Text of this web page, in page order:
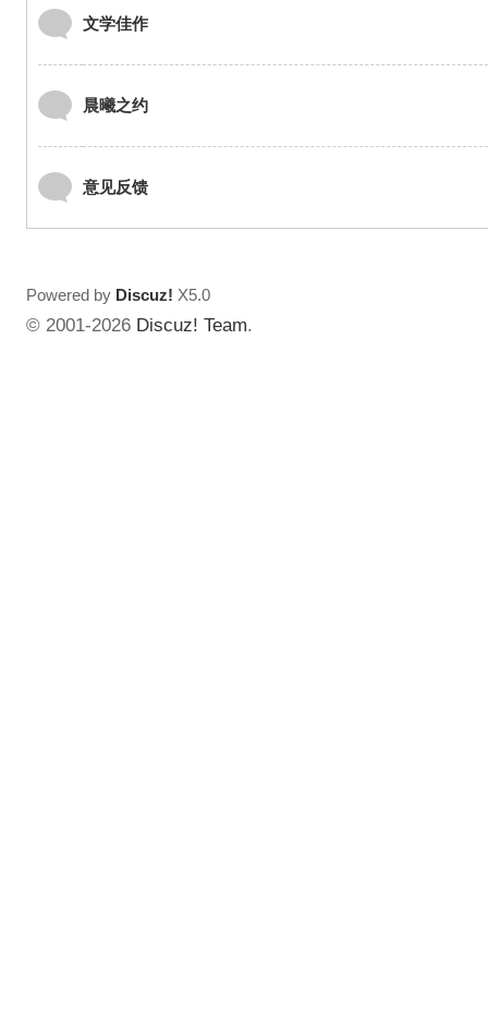
文学佳作
晨曦之约
意见反馈
Powered by Discuz! X5.0
© 2001-2026 Discuz! Team.